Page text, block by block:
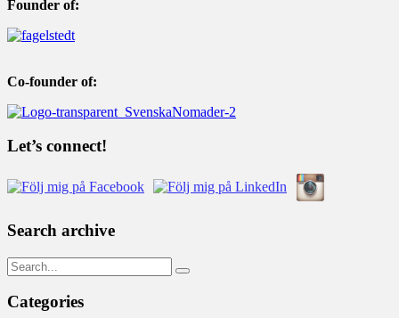
Founder of:
Co-founder of:
Let’s connect!
Search archive
Categories